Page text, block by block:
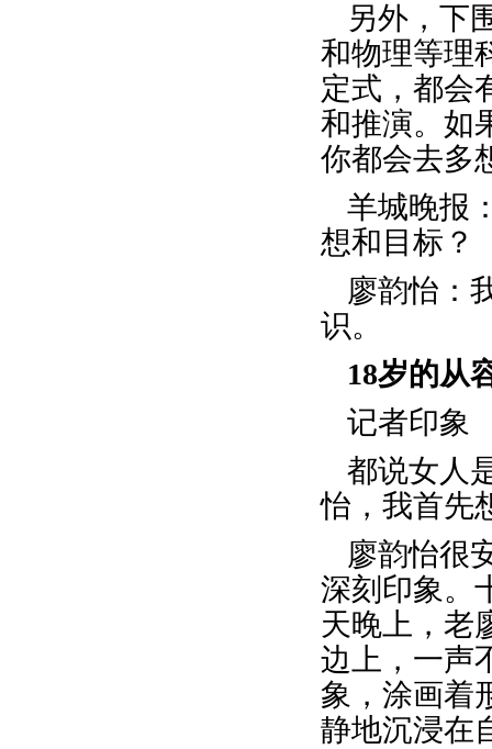
另外，下
和物理等理
定式，都会
和推演。如
你都会去多
羊城晚报
想和目标？
廖韵怡：
识。
18岁的从
记者印象
都说女人
怡，我首先
廖韵怡很
深刻印象。
天晚上，老
边上，一声
象，涂画着
静地沉浸